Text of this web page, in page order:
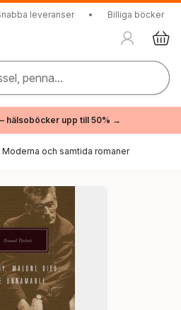
leveranser • Billiga böcker
penna...
hälsoböcker upp till 50% →
Moderna och samtida romaner